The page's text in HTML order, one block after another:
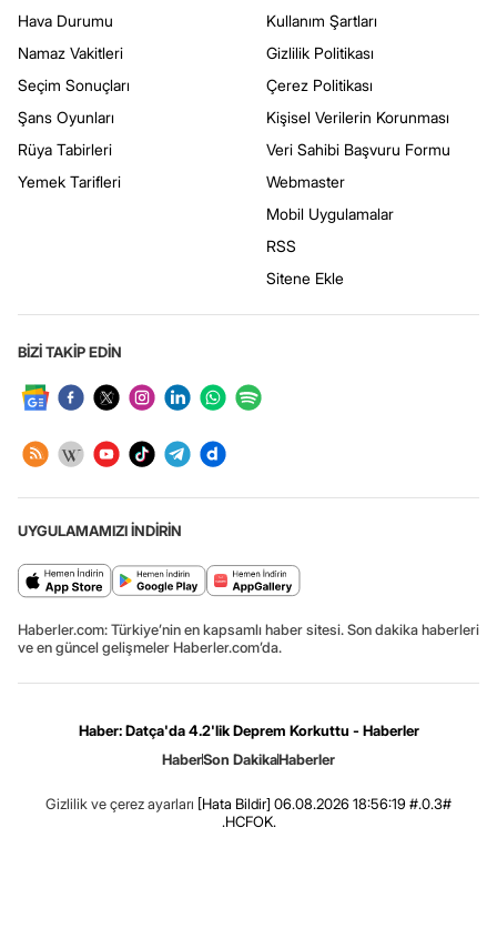
Hava Durumu
Namaz Vakitleri
Seçim Sonuçları
Şans Oyunları
Rüya Tabirleri
Yemek Tarifleri
Kullanım Şartları
Gizlilik Politikası
Çerez Politikası
Kişisel Verilerin Korunması
Veri Sahibi Başvuru Formu
Webmaster
Mobil Uygulamalar
RSS
Sitene Ekle
BİZİ TAKİP EDİN
UYGULAMAMIZI İNDİRİN
Haberler.com: Türkiye’nin en kapsamlı haber sitesi. Son dakika haberleri
ve en güncel gelişmeler Haberler.com’da.
Haber: Datça'da 4.2'lik Deprem Korkuttu - Haberler
HaberSon DakikaHaberler
Gizlilik ve çerez ayarları [Hata Bildir] 06.08.2026 18:56:19 #.0.3#
.HCFOK.